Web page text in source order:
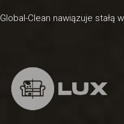
Global-Clean nawiązuje stałą